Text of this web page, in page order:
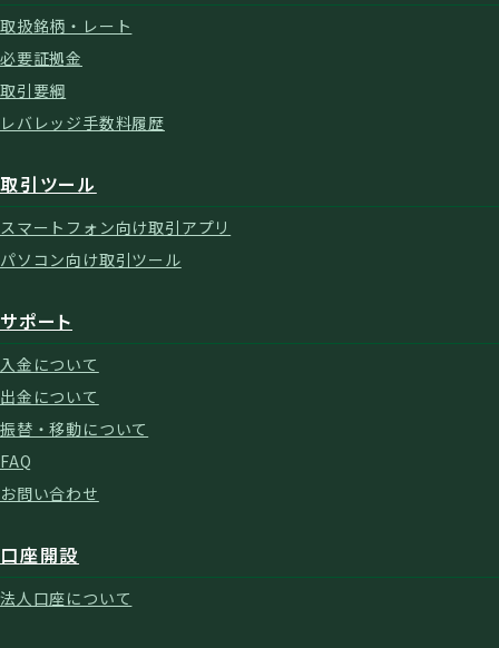
取扱銘柄・レート
必要証拠金
取引要綱
レバレッジ手数料履歴
取引ツール
スマートフォン向け取引アプリ
パソコン向け取引ツール
サポート
入金について
出金について
振替・移動について
FAQ
お問い合わせ
口座開設
法人口座について